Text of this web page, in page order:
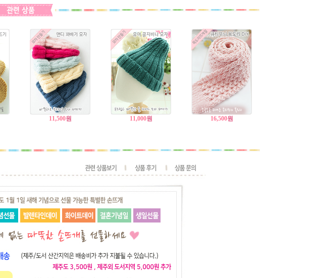
11,500원 11,000원 16,500원